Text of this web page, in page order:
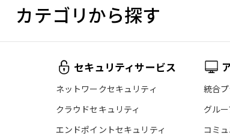
カテゴリから探す
セキュリティサービス
ネットワークセキュリティ
クラウドセキュリティ
エンドポイントセキュリティ
統合
グル
コミ